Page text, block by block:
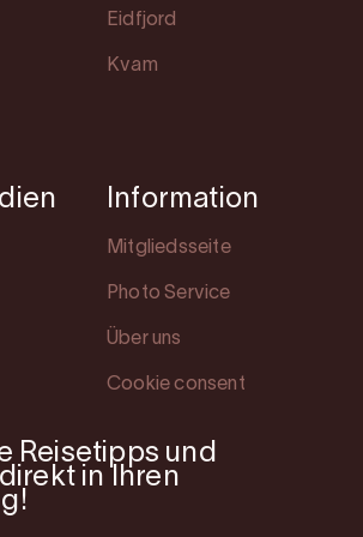
Eidfjord
Kvam
Information
Mitgliedsseite
Photo Service
Über uns
Cookie consent
Reisetipps und
in Ihren